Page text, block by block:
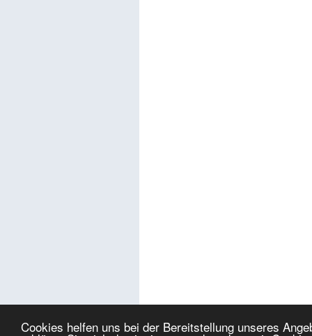
Cookies helfen uns bei der Bereitstellung unseres